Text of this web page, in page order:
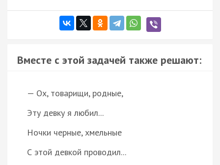
Вместе с этой задачей также решают:
— Ох, товарищи, родные,
Эту девку я любил...
Ночки черные, хмельные
С этой девкой проводил...